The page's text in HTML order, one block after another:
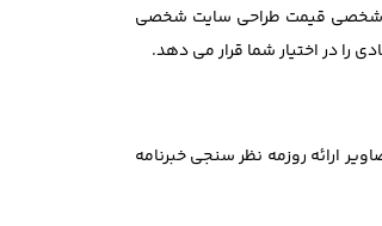
شخصی قیمت طراحی سایت شخصی
را در اختیار شما قرار می دهد.
ارائه روزمه نظر سنجی خبرنامه